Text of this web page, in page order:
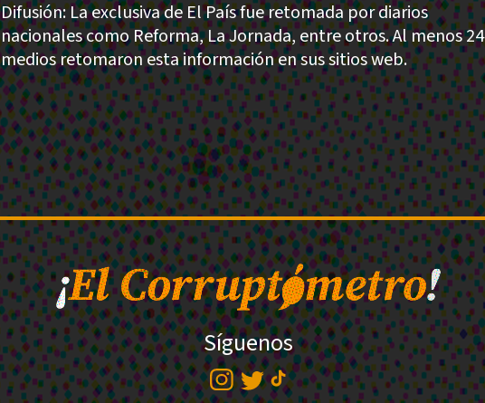
Difusión: La exclusiva de El País fue retomada por diarios
nacionales como Reforma, La Jornada, entre otros. Al menos 24
medios retomaron esta información en sus sitios web.
Síguenos